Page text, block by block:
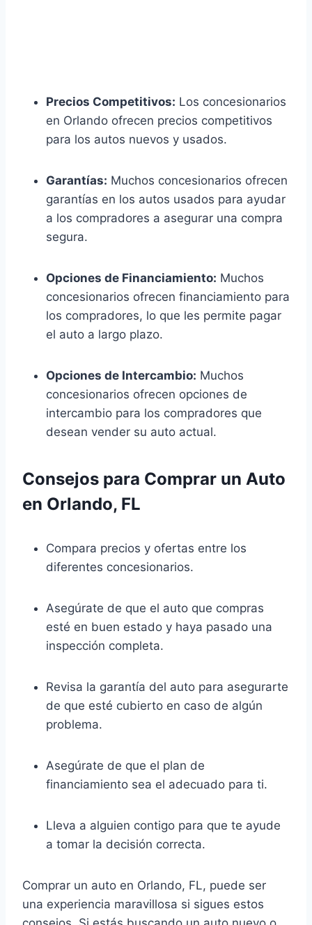
Precios Competitivos: Los concesionarios
en Orlando ofrecen precios competitivos
para los autos nuevos y usados.
Garantías: Muchos concesionarios ofrecen
garantías en los autos usados para ayudar
a los compradores a asegurar una compra
segura.
Opciones de Financiamiento: Muchos
concesionarios ofrecen financiamiento para
los compradores, lo que les permite pagar
el auto a largo plazo.
Opciones de Intercambio: Muchos
concesionarios ofrecen opciones de
intercambio para los compradores que
desean vender su auto actual.
Consejos para Comprar un Auto
en Orlando, FL
Compara precios y ofertas entre los
diferentes concesionarios.
Asegúrate de que el auto que compras
esté en buen estado y haya pasado una
inspección completa.
Revisa la garantía del auto para asegurarte
de que esté cubierto en caso de algún
problema.
Asegúrate de que el plan de
financiamiento sea el adecuado para ti.
Lleva a alguien contigo para que te ayude
a tomar la decisión correcta.
Comprar un auto en Orlando, FL, puede ser
una experiencia maravillosa si sigues estos